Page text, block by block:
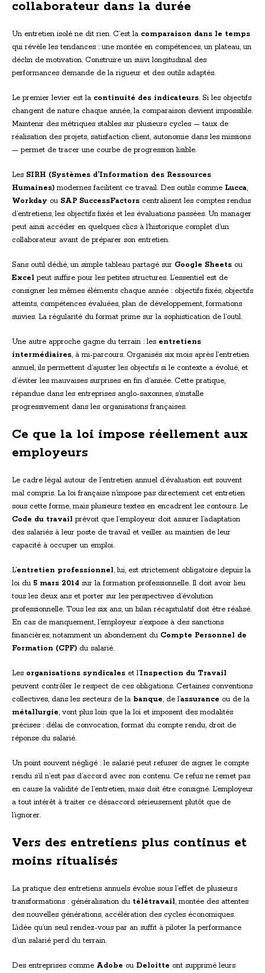
collaborateur dans la durée
Un entretien isolé ne dit rien. C’est la comparaison dans le temps
qui révèle les tendances : une montée en compétences, un plateau, un
déclin de motivation. Construire un suivi longitudinal des
performances demande de la rigueur et des outils adaptés.
Le premier levier est la continuité des indicateurs. Si les objectifs
changent de nature chaque année, la comparaison devient impossible.
Maintenir des métriques stables sur plusieurs cycles — taux de
réalisation des projets, satisfaction client, autonomie dans les missions
— permet de tracer une courbe de progression lisible.
Les SIRH (Systèmes d’Information des Ressources
Humaines) modernes facilitent ce travail. Des outils comme Lucca,
Workday ou SAP SuccessFactors centralisent les comptes rendus
d’entretiens, les objectifs fixés et les évaluations passées. Un manager
peut ainsi accéder en quelques clics à l’historique complet d’un
collaborateur avant de préparer son entretien.
Sans outil dédié, un simple tableau partagé sur Google Sheets ou
Excel peut suffire pour les petites structures. L’essentiel est de
consigner les mêmes éléments chaque année : objectifs fixés, objectifs
atteints, compétences évaluées, plan de développement, formations
suivies. La régularité du format prime sur la sophistication de l’outil.
Une autre approche gagne du terrain : les entretiens
intermédiaires, à mi-parcours. Organisés six mois après l’entretien
annuel, ils permettent d’ajuster les objectifs si le contexte a évolué, et
d’éviter les mauvaises surprises en fin d’année. Cette pratique,
répandue dans les entreprises anglo-saxonnes, s’installe
progressivement dans les organisations françaises.
Ce que la loi impose réellement aux
employeurs
Le cadre légal autour de l’entretien annuel d’évaluation est souvent
mal compris. La loi française n’impose pas directement cet entretien
sous cette forme, mais plusieurs textes en encadrent les contours. Le
Code du travail prévoit que l’employeur doit assurer l’adaptation
des salariés à leur poste de travail et veiller au maintien de leur
capacité à occuper un emploi.
L’entretien professionnel, lui, est strictement obligatoire depuis la
loi du 5 mars 2014 sur la formation professionnelle. Il doit avoir lieu
tous les deux ans et porter sur les perspectives d’évolution
professionnelle. Tous les six ans, un bilan récapitulatif doit être réalisé.
En cas de manquement, l’employeur s’expose à des sanctions
financières, notamment un abondement du Compte Personnel de
Formation (CPF) du salarié.
Les organisations syndicales et l’Inspection du Travail
peuvent contrôler le respect de ces obligations. Certaines conventions
collectives, dans les secteurs de la banque, de l’assurance ou de la
métallurgie, vont plus loin que la loi et imposent des modalités
précises : délai de convocation, format du compte rendu, droit de
réponse du salarié.
Un point souvent négligé : le salarié peut refuser de signer le compte
rendu s’il n’est pas d’accord avec son contenu. Ce refus ne remet pas
en cause la validité de l’entretien, mais doit être consigné. L’employeur
a tout intérêt à traiter ce désaccord sérieusement plutôt que de
l’ignorer.
Vers des entretiens plus continus et
moins ritualisés
La pratique des entretiens annuels évolue sous l’effet de plusieurs
transformations : généralisation du télétravail, montée des attentes
des nouvelles générations, accélération des cycles économiques.
L’idée qu’un seul rendez-vous par an suffit à piloter la performance
d’un salarié perd du terrain.
Des entreprises comme Adobe ou Deloitte ont supprimé leurs